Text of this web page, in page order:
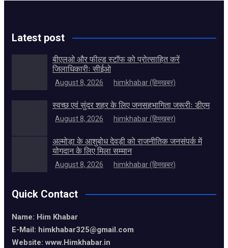
Latest post
बीएलओ और फील्ड स्टॉफ को प्रोत्साहित करें
जिलाधिकारीः सीईओ
August 8, 2026 himkhabar (हिमखबर)
स्वच्छ एवं सुंदर शहर के लिए जनसहभागिता जरूरीः डीएम
August 8, 2026 himkhabar (हिमखबर)
अल्मोड़ा के आशुबोध देवड़ी को राजनीतिक जनसंपर्क में
योगदान के लिए मिला सम्मान
August 8, 2026 himkhabar (हिमखबर)
Quick Contact
Name: Him Khabar
E-Mail: himkhabar325@gmail.com
Website: www.Himkhabar.in